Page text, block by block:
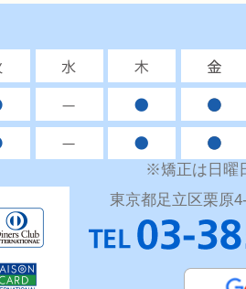
※矯正は日曜
東京都足立区栗原